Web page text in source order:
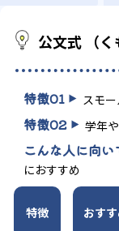
公文式 （
特徴01 スモ
特徴02 学年
こんな人に向い
におすすめ
特徴 おす